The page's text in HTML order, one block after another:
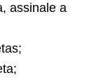
assinale a